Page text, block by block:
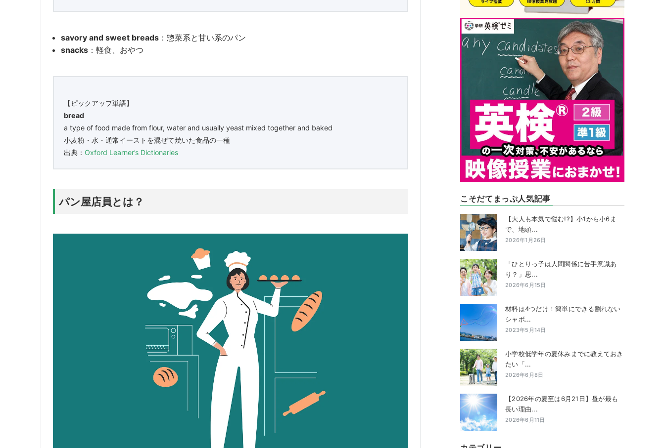
savory and sweet breads ：惣菜系と甘い系のパン
snacks ：軽食、おやつ
【ピックアップ単語】
bread
a type of food made from flour, water and usually yeast mixed together and baked
小麦粉・水・通常イーストを混ぜて焼いた食品の一種
出典： Oxford Learner’s Dictionaries
パン屋店員とは？ こそだてまっぷ人気記事
【大人も本気で悩む!?】小1から小6ま
で、地頭...
2026年1月26日
「ひとりっ子は人間関係に苦手意識あ
り？」思...
2026年6月15日
材料は4つだけ！簡単にできる割れない
シャボ...
2023年5月14日
小学校低学年の夏休みまでに教えておき
たい「...
2026年6月8日
【2026年の夏至は6月21日】昼が最も
長い理由...
2026年6月11日